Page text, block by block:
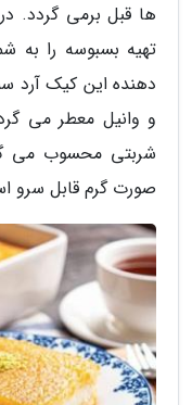
ها قبل برمی گردد.
تهیه بسبوسه را به
دهنده این کیک آرد
و وانیل معطر می
شربتی محسوب می
صورت گرم قابل سرو